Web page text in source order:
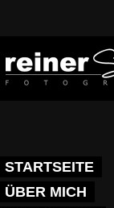
STARTSEITE
ÜBER MICH